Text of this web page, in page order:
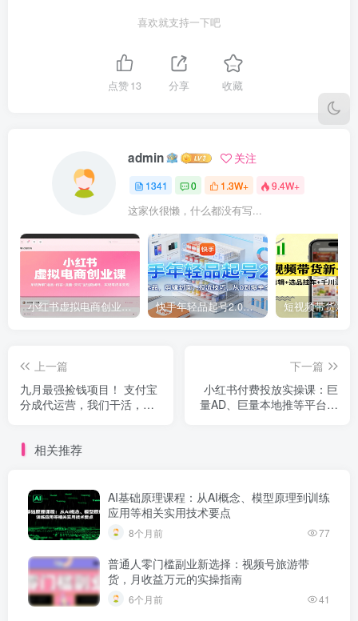
喜欢就支持一下吧
点赞13 分享 收藏
admin 关注
1341 0 1.3W+ 9.4W+
这家伙很懒，什么都没有写...
小红书虚拟电商创业课，系统拆解选品-内容-流量-变现，实现零成本变现 快手年轻品起号2.0：养号选品，剪辑封面，投流技巧，从0到爆单全流程
上一篇
九月最强捡钱项目！ 支付宝
分成代运营，我们干活，你
下一篇
小红书付费投放实操课：巨
量AD、巨量本地推等平台投
相关推荐
AI基础原理课程：从AI概念、模型原理到训练
应用等相关实用技术要点
8个月前 77
普通人零门槛副业新选择：视频号旅游带
货，月收益万元的实操指南
6个月前 41